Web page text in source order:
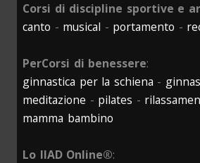
Corsi di discipline sportive e
canto - musical - portamento -
PerCorsi di benessere:
ginnastica per la schiena -
meditazione - pilates -
mamma bambino
Lo IIAD Online®: